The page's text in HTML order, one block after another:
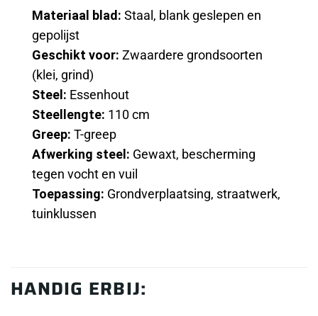
Materiaal blad: Staal, blank geslepen en
gepolijst
Geschikt voor: Zwaardere grondsoorten
(klei, grind)
Steel: Essenhout
Steellengte: 110 cm
Greep: T-greep
Afwerking steel: Gewaxt, bescherming
tegen vocht en vuil
Toepassing: Grondverplaatsing, straatwerk,
tuinklussen
HANDIG ERBIJ: